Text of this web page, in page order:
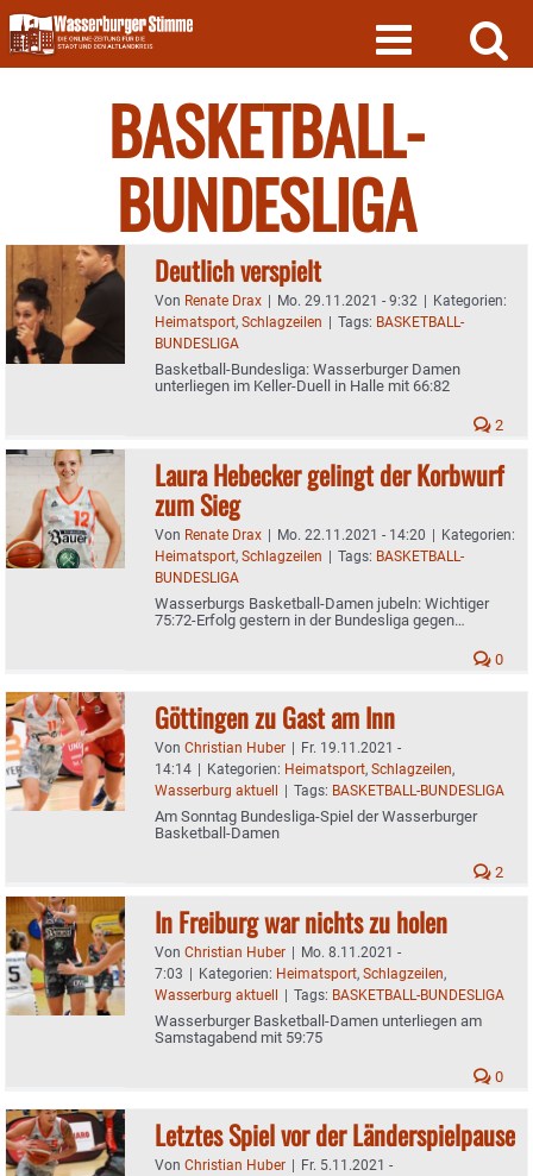
Skip
to
content
BASKETBALL-
BUNDESLIGA
Deutlich verspielt
Von Renate Drax | Mo. 29.11.2021 - 9:32 | Kategorien:
Heimatsport, Schlagzeilen | Tags: BASKETBALL-
BUNDESLIGA
Basketball-Bundesliga: Wasserburger Damen
unterliegen im Keller-Duell in Halle mit 66:82
2
Laura Hebecker gelingt der Korbwurf
zum Sieg
Von Renate Drax | Mo. 22.11.2021 - 14:20 | Kategorien:
Heimatsport, Schlagzeilen | Tags: BASKETBALL-
BUNDESLIGA
Wasserburgs Basketball-Damen jubeln: Wichtiger
75:72-Erfolg gestern in der Bundesliga gegen
0
Göttingen zu Gast am Inn
Von Christian Huber | Fr. 19.11.2021 -
14:14 | Kategorien: Heimatsport, Schlagzeilen,
Wasserburg aktuell | Tags: BASKETBALL-BUNDESLIGA
Am Sonntag Bundesliga-Spiel der Wasserburger
Basketball-Damen
2
In Freiburg war nichts zu holen
Von Christian Huber | Mo. 8.11.2021 -
7:03 | Kategorien: Heimatsport, Schlagzeilen,
Wasserburg aktuell | Tags: BASKETBALL-BUNDESLIGA
Wasserburger Basketball-Damen unterliegen am
Samstagabend mit 59:75
0
Letztes Spiel vor der Länderspielpause
Von Christian Huber | Fr. 5.11.2021 -